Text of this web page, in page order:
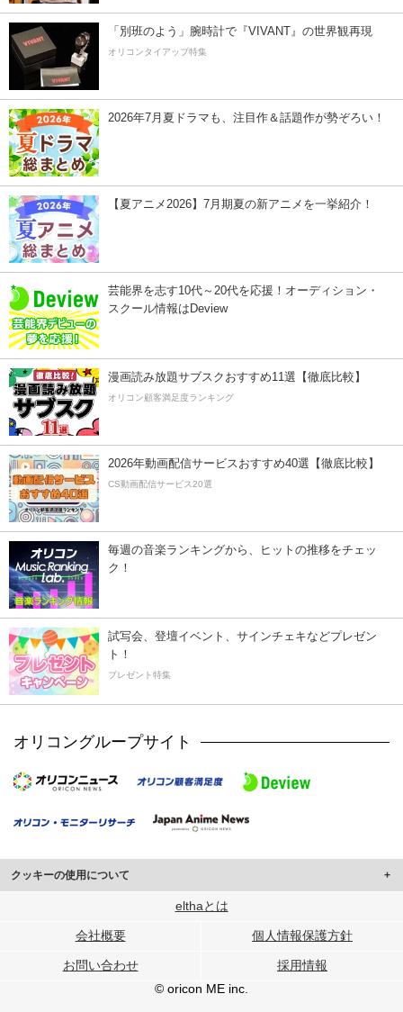
「別班のよう」腕時計で『VIVANT』の世界観再現
オリコンタイアップ特集
2026年7月夏ドラマも、注目作＆話題作が勢ぞろい！
【夏アニメ2026】7月期夏の新アニメを一挙紹介！
芸能界を志す10代～20代を応援！オーディション・
スクール情報はDeview
漫画読み放題サブスクおすすめ11選【徹底比較】
オリコン顧客満足度ランキング
2026年動画配信サービスおすすめ40選【徹底比較】
CS動画配信サービス20選
毎週の音楽ランキングから、ヒットの推移をチェッ
ク！
試写会、登壇イベント、サインチェキなどプレゼン
ト！
プレゼント特集
オリコングループサイト
クッキーの使用について
このサイトでは Cookie を使用して、ユーザーに合わせたコンテンツや広告の
行っています。
メディアや広告配信、データ解析の各パートナーに提供しています。
各パートナーは、この情報とユーザーが各パートナーに提供した他の情報や、
ユーザーが各パートナーのサービスを使用したときに収集した他の情報を組み
elthaとは
会社概要 個人情報保護方針
お問い合わせ
採用情報
© oricon ME inc.